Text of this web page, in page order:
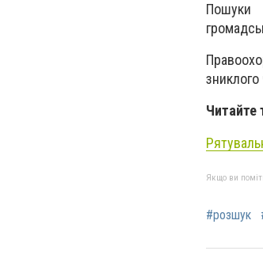
Пошуки
зниклого
Читайте
Якщо ви
#розшук